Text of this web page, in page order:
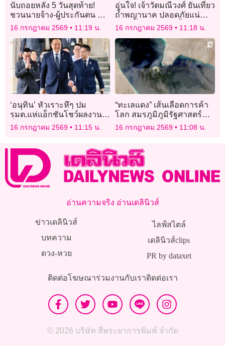
นับถอยหลัง 5 วันสุดท้าย!
ชวนนายจ้าง-ผู้ประกันตน ลง
ทะเบียนเลือกตั้ง ‘บอร์ด
ประกันสังคม’ หมดเขต 20
ก.ค.นี้
16 กรกฎาคม 2569 11:19 น.
อุ่นใจ! เจ้าวัดมณีวงศ์ ยันเที่ยว
ถ้ำพญานาค ปลอดภัยแน่
นอนเช็กระบบเซฟตี้-ทางหนี
16 กรกฎาคม 2569 11:18 น.
‘อนุทิน’ หัวเราะหึๆ ปม
รมต.แห่แอ็กชันโชว์ผลงาน
ลั่นอะไรไม่ใช่-ไร้ประโยชน์
ไม่ต้องเอาออกมา!
16 กรกฎาคม 2569 11:15 น.
“ทะเลแดง” เส้นเลือดการค้า
โลก สมรภูมิภูมิรัฐศาสตร์
มหาอำนาจ
16 กรกฎาคม 2569 11:08 น.
อ่านความจริง อ่านเดลินิวส์
ข่าวเดลินิวส์
บทความ
ดวง-หวย
ไลฟ์สไตล์
เดลินิวส์clips
PR by dataxet
ติดต่อโฆษณาร่วมงานกับเราติดต่อเรา
© 2026 บริษัท สี่พระยาการพิมพ์ จำกัด